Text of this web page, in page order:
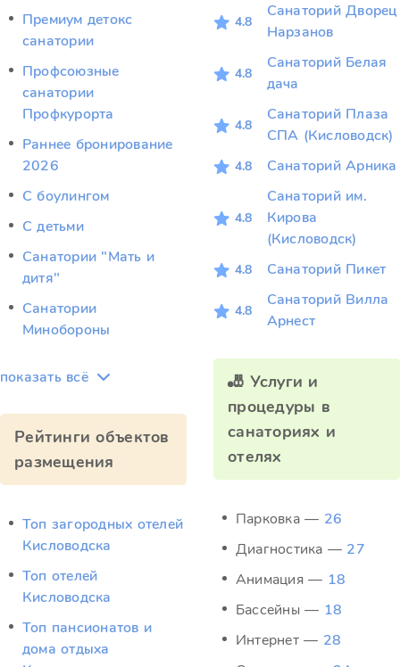
Премиум детокс
санатории
Профсоюзные
санатории
Профкурорта
Раннее бронирование
2026
С боулингом
С детьми
Санатории "Мать и
дитя"
Санатории
Минобороны
показать всё
Рейтинги объектов
размещения
Топ загородных отелей
Кисловодска
Топ отелей
Кисловодска
Топ пансионатов и
дома отдыха
4.8
Санаторий Дворец
Нарзанов
4.8
Санаторий Белая
дача
4.8
Санаторий Плаза
СПА (Кисловодск)
4.8 Санаторий Арника
4.8
Санаторий им.
Кирова
(Кисловодск)
4.8 Санаторий Пикет
4.8
Санаторий Вилла
Арнест
🎳 Услуги и
процедуры в
санаториях и
отелях
Парковка — 26
Диагностика — 27
Анимация — 18
Бассейны — 18
Интернет — 28